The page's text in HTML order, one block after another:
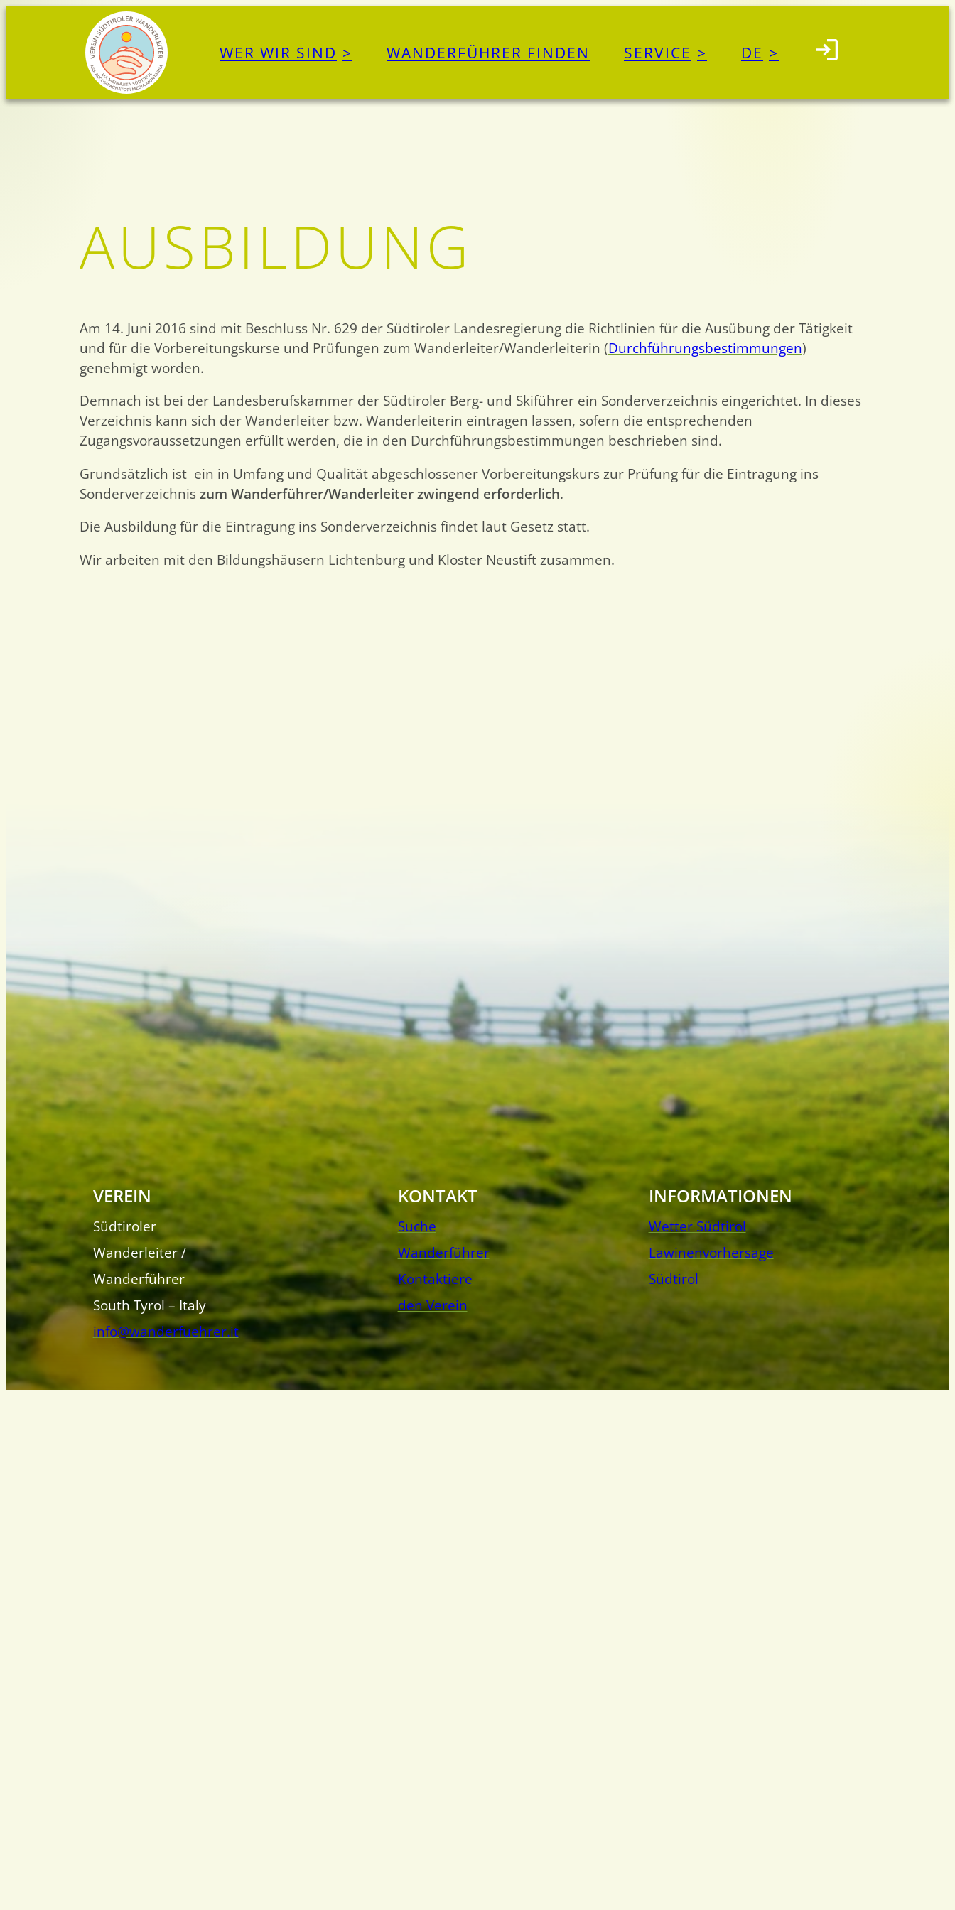
WER WIR SIND WANDERFÜHRER FINDEN SERVICE DE
AUSBILDUNG
Am 14. Juni 2016 sind mit Beschluss Nr. 629 der Südtiroler Landesregierung die Richtlinien für die Ausübung der Tätigkeit
und für die Vorbereitungskurse und Prüfungen zum Wanderleiter/Wanderleiterin (Durchführungsbestimmungen)
genehmigt worden.
Demnach ist bei der Landesberufskammer der Südtiroler Berg- und Skiführer ein Sonderverzeichnis eingerichtet. In dieses
Verzeichnis kann sich der Wanderleiter bzw. Wanderleiterin eintragen lassen, sofern die entsprechenden
Zugangsvoraussetzungen erfüllt werden, die in den Durchführungsbestimmungen beschrieben sind.
Grundsätzlich ist ein in Umfang und Qualität abgeschlossener Vorbereitungskurs zur Prüfung für die Eintragung ins
Sonderverzeichnis zum Wanderführer/Wanderleiter zwingend erforderlich.
Die Ausbildung für die Eintragung ins Sonderverzeichnis findet laut Gesetz statt.
Wir arbeiten mit den Bildungshäusern Lichtenburg und Kloster Neustift zusammen.
VEREIN
Südtiroler
Wanderleiter /
Wanderführer
South Tyrol – Italy
info@wanderfuehrer.it
KONTAKT
Suche
Wanderführer
Kontaktiere
den Verein
INFORMATIONEN
Wetter Südtirol
Lawinenvorhersage
Südtirol